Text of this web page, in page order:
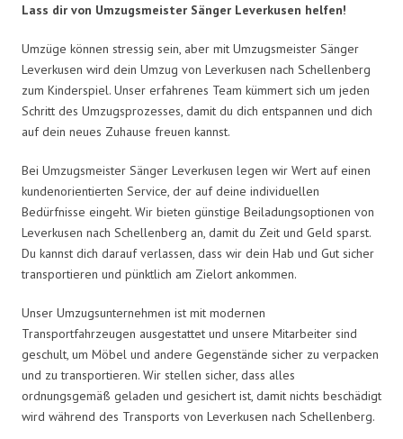
Lass dir von Umzugsmeister Sänger Leverkusen helfen!
Umzüge können stressig sein, aber mit Umzugsmeister Sänger
Leverkusen wird dein Umzug von Leverkusen nach Schellenberg
zum Kinderspiel. Unser erfahrenes Team kümmert sich um jeden
Schritt des Umzugsprozesses, damit du dich entspannen und dich
auf dein neues Zuhause freuen kannst.
Bei Umzugsmeister Sänger Leverkusen legen wir Wert auf einen
kundenorientierten Service, der auf deine individuellen
Bedürfnisse eingeht. Wir bieten günstige Beiladungsoptionen von
Leverkusen nach Schellenberg an, damit du Zeit und Geld sparst.
Du kannst dich darauf verlassen, dass wir dein Hab und Gut sicher
transportieren und pünktlich am Zielort ankommen.
Unser Umzugsunternehmen ist mit modernen
Transportfahrzeugen ausgestattet und unsere Mitarbeiter sind
geschult, um Möbel und andere Gegenstände sicher zu verpacken
und zu transportieren. Wir stellen sicher, dass alles
ordnungsgemäß geladen und gesichert ist, damit nichts beschädigt
wird während des Transports von Leverkusen nach Schellenberg.